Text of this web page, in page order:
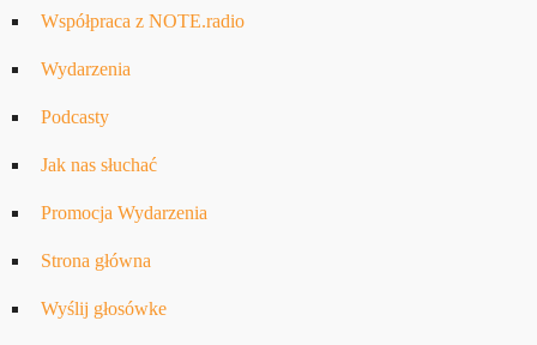
Współpraca z NOTE.radio
Wydarzenia
Podcasty
Jak nas słuchać
Promocja Wydarzenia
Strona główna
Wyślij głosówke